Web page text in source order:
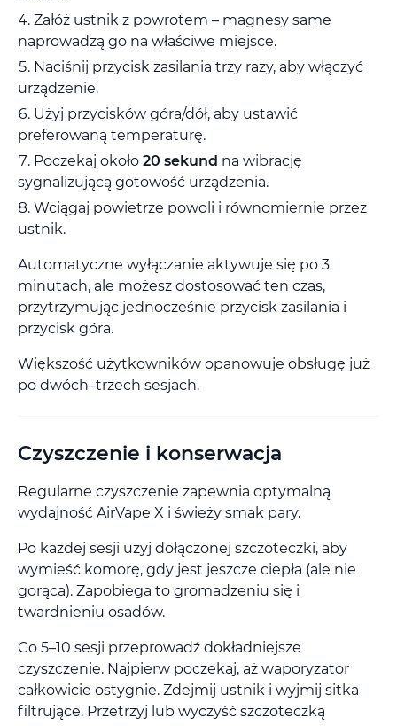
Załóż ustnik z powrotem – magnesy same
naprowadzą go na właściwe miejsce.
Naciśnij przycisk zasilania trzy razy, aby włączyć
urządzenie.
Użyj przycisków góra/dół, aby ustawić
preferowaną temperaturę.
Poczekaj około 20 sekund na wibrację
sygnalizującą gotowość urządzenia.
Wciągaj powietrze powoli i równomiernie przez
ustnik.
Automatyczne wyłączanie aktywuje się po 3
minutach, ale możesz dostosować ten czas,
przytrzymując jednocześnie przycisk zasilania i
przycisk góra.
Większość użytkowników opanowuje obsługę już
po dwóch–trzech sesjach.
Czyszczenie i konserwacja
Regularne czyszczenie zapewnia optymalną
wydajność AirVape X i świeży smak pary.
Po każdej sesji użyj dołączonej szczoteczki, aby
wymieść komorę, gdy jest jeszcze ciepła (ale nie
gorąca). Zapobiega to gromadzeniu się i
twardnieniu osadów.
Co 5–10 sesji przeprowadź dokładniejsze
czyszczenie. Najpierw poczekaj, aż waporyzator
całkowicie ostygnie. Zdejmij ustnik i wyjmij sitka
filtrujące. Przetrzyj lub wyczyść szczoteczką